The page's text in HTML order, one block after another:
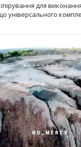
для
універсального